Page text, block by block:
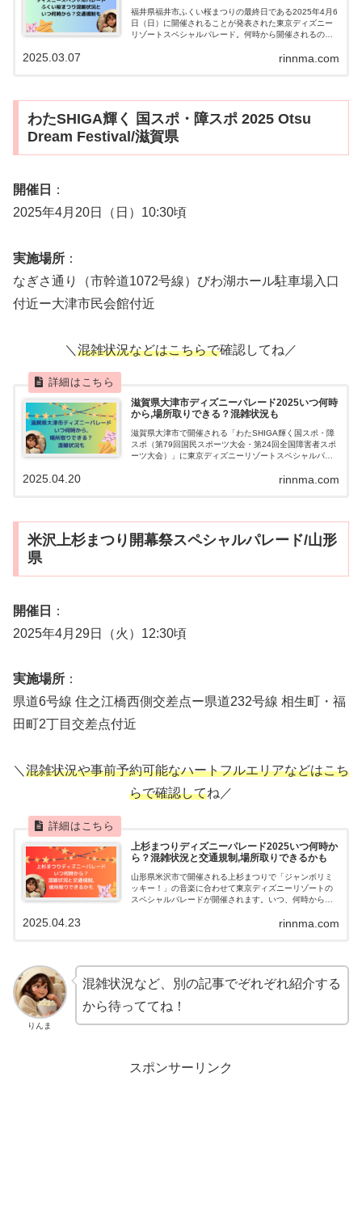
福井県福井市ふくい桜まつりの最終日である2025年4月6
日（日）に開催されることが発表された東京ディズニー
リゾートスペシャルパレード。何時から開催されるの
rinnma.com
2025.03.07
わたSHIGA輝く 国スポ・障スポ 2025 Otsu
Dream Festival/滋賀県
開催日
：
2025年4月20日（日）10:30頃
実施場所 ：
なぎさ通り（市幹道1072号線）びわ湖ホール駐車場入口
付近ー大津市民会館付近
＼ 混雑状況などはこちらで確認してね／
滋賀県大津市ディズニーパレード2025いつ何時
から,場所取りできる？混雑状況も
滋賀県大津市で開催される「わたSHIGA輝く国スポ・障
スポ（第79回国民スポーツ大会・第24回全国障害者スポ
ーツ大会）」に東京ディズニーリゾートスペシャルパレ
きるか、混雑状況もチェックしてくださいね。rinnma.com
2025.04.20
米沢上杉まつり開幕祭スペシャルパレード/山形
県
開催日
：
2025年4月29日（火）12:30頃
実施場所 ：
県道6号線 住之江橋西側交差点ー県道232号線 相生町・福
田町2丁目交差点付近
＼ 混雑状況や事前予約可能なハートフルエリアなどはこち
らで確認してね／
上杉まつりディズニーパレード2025いつ何時か
ら？混雑状況と交通規制,場所取りできるかも
山形県米沢市で開催される上杉まつりで「ジャンボリミ
ッキー！」の音楽に合わせて東京ディズニーリゾートの
スペシャルパレードが開催されます。いつ、何時から開
た。場所取りができるかは必ずチェックしてください
rinnma.com
2025.04.23
りんま
混雑状況など、別の記事でぞれぞれ紹介する
から待っててね！
スポンサーリンク